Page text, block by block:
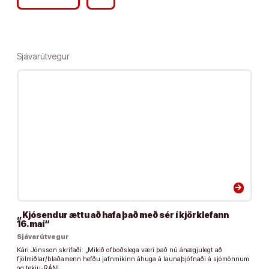
Sjávarútvegur
arrow_forward
„Kjósendur ættu að hafa það með sér í kjörklefann
16.maí“
Sjávarútvegur
Kári Jónsson skrifaði: „Mikið ofboðslega væri það nú ánægjulegt að
fjölmiðlar/blaðamenn hefðu jafnmikinn áhuga á launaþjófnaði á sjómönnum